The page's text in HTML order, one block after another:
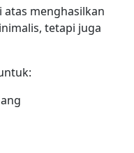
atas menghasilkan
tetapi juga